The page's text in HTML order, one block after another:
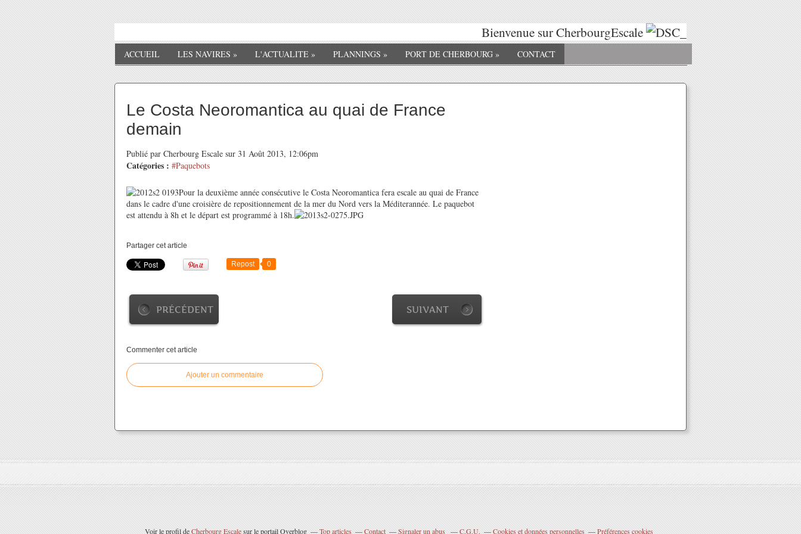
Bienvenue sur CherbourgEscale
ACCUEIL LES NAVIRES » L'ACTUALITE » PLANNINGS » PORT DE CHERBOURG » CONTACT
Le Costa Neoromantica au quai de France
demain
Publié par Cherbourg Escale sur 31 Août 2013, 12:06pm
Catégories : #Paquebots
Pour la deuxième année consécutive le Costa Neoromantica fera escale au quai de France
dans le cadre d'une croisière de repositionnement de la mer du Nord vers la Méditerannée. Le paquebot
est attendu à 8h et le départ est programmé à 18h.
Partager cet article
Repost 0
PRÉCÉDENT SUIVANT
Commenter cet article
Ajouter un commentaire
Voir le profil deCherbourg Escalesur le portail Overblog Top articles Contact Signaler un abus C.G.U. Cookies et données personnelles Préférences cookies